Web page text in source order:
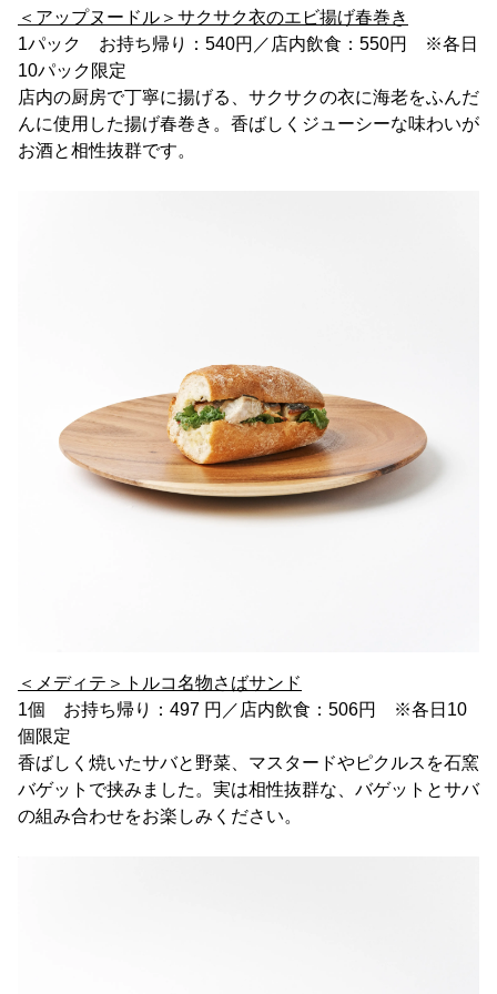
＜アップヌードル＞サクサク衣のエビ揚げ春巻き
1パック お持ち帰り：540円／店内飲食：550円 ※各日
10パック限定
店内の厨房で丁寧に揚げる、サクサクの衣に海老をふんだ
んに使用した揚げ春巻き。香ばしくジューシーな味わいが
お酒と相性抜群です。
＜メディテ＞トルコ名物さばサンド
1個 お持ち帰り：497 円／店内飲食：506円 ※各日10
個限定
香ばしく焼いたサバと野菜、マスタードやピクルスを石窯
バゲットで挟みました。実は相性抜群な、バゲットとサバ
の組み合わせをお楽しみください。